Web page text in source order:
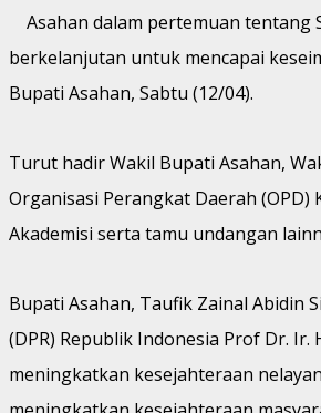
Asahan dalam pertemuan tentang
berkelanjutan untuk mencapai
Bupati Asahan, Sabtu (12/04).
Turut hadir Wakil Bupati Asahan,
Organisasi Perangkat Daerah (OPD)
Akademisi serta tamu undangan
Bupati Asahan, Taufik Zainal Abidin
(DPR) Republik Indonesia Prof Dr.
meningkatkan kesejahteraan